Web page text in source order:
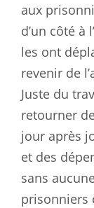
aux
d’un côté à
les ont
revenir de
Juste du
retourner
jour après
et des
sans
prisonniers